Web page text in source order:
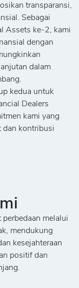
transparansi,
Sebagai
Assets ke-2, kami
dengan
dalam
kedua untuk
Dealers
kami yang
dan kontribusi
perbedaan melalui
mendukung
kesejahteraan
positif dan